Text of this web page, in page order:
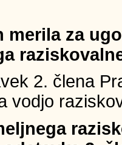
merila za
2. člena
vodjo